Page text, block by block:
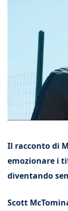
Il racconto di
emozionare i
diventando
Scott